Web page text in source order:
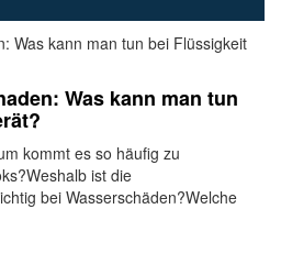
Was kann man tun
kommt es so häufig zu
ist die
bei Wasserschäden?Welche